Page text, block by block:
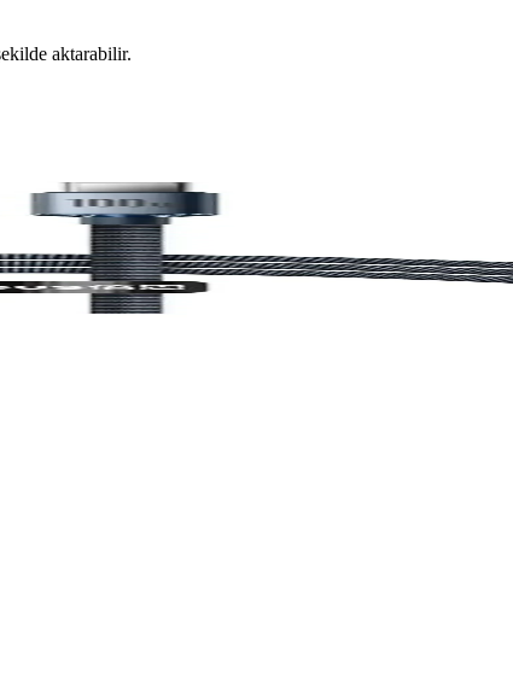
aktarabilir.
en uygun hızlı şarj kablosunu seçmenize yardımcı
ve veri aktarımını kolaylaştırır, uzun ömürlü ve şık